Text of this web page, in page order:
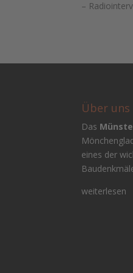
–
Über uns
Das
eines der
weiterlesen